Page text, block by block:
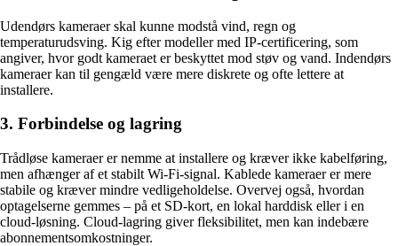
Udendørs kameraer skal kunne modstå vind, regn og
temperaturudsving. Kig efter modeller med IP-certificering, som
angiver, hvor godt kameraet er beskyttet mod støv og vand. Indendørs
kameraer kan til gengæld være mere diskrete og ofte lettere at
installere.
3. Forbindelse og lagring
Trådløse kameraer er nemme at installere og kræver ikke kabelføring,
men afhænger af et stabilt Wi-Fi-signal. Kablede kameraer er mere
stabile og kræver mindre vedligeholdelse. Overvej også, hvordan
optagelserne gemmes – på et SD-kort, en lokal harddisk eller i en
cloud-løsning. Cloud-lagring giver fleksibilitet, men kan indebære
abonnementsomkostninger.